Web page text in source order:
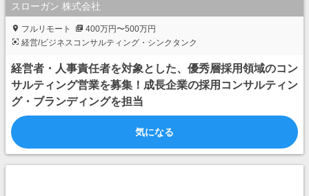
スローガン 株式会社
フルリモート
400万円〜500万円
経営/ビジネスコンサルティング・シンクタンク
経営者・人事責任者を対象とした、優秀層採用領域のコン
サルティング営業を募集！成長企業の採用コンサルティン
グ・ブランディングを担当
気になる